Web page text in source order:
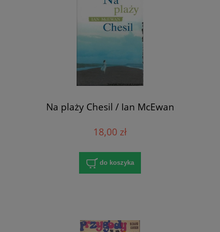
Na plaży Chesil / Ian McEwan
18,00 zł
do koszyka